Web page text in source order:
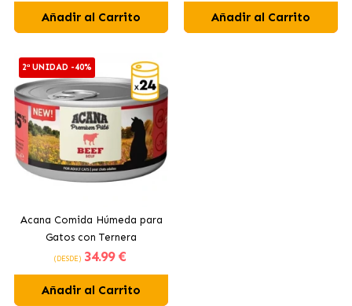
Añadir al Carrito Añadir al Carrito
2ª UNIDAD -40%
Acana Comida Húmeda para
Gatos con Ternera
(DESDE) 34.99 €
Añadir al Carrito